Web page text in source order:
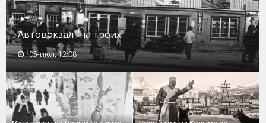
Автовокзал "на троих"
05-июл, 12:08